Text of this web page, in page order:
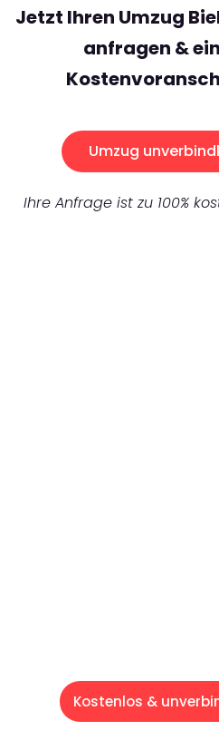
Jetzt Ihren Umzug
anfragen &
Umzug
Ihre Anfrage ist zu 100%
Kostenlos &